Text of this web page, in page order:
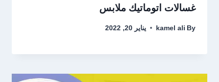
غسالات اتوماتيك ملابس
By
kamel ali يناير 20, 2022